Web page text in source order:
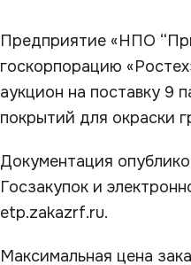
Предприятие «НПО
госкорпорацию
аукцион на поставку 9
покрытий для окраски
Документация
Госзакупок и
etp.zakazrf.ru.
Максимальная цена